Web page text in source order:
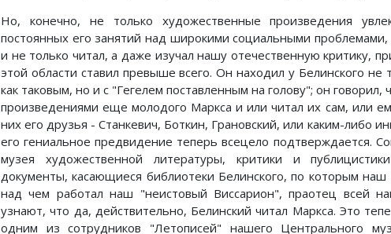
Но, конечно, не только художественные произведения
постоянных его занятий над широкими социальными
и не только читал, а даже изучал нашу отечественную критику,
этой области ставил превыше всего. Он находил у Белинского не
как таковым, но и с "Гегелем поставленным на голову"; он
произведениями еще молодого Маркса и или читал их сам, или
них его друзья - Станкевич, Боткин, Грановский, или каким-либо
его гениальное предвидение теперь всецело подтверждается.
музея художественной литературы, критики и
документы, касающиеся библиотеки Белинского, по которым наш
над чем работал наш "неистовый Виссарион", праотец всей
узнают, что да, действительно, Белинский читал Маркса. Это
одним из сотрудников "Летописей" нашего Центрального